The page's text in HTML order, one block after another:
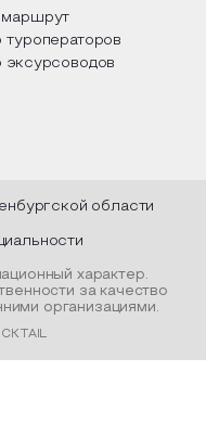
туроператоров
эксурсоводов
области
характер.
за качество
организациями.